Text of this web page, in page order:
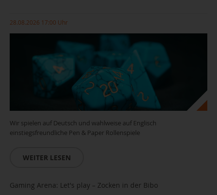
28.08.2026 17:00 Uhr
Wir spielen auf Deutsch und wahlweise auf Englisch
einstiegsfreundliche Pen & Paper Rollenspiele
WEITER LESEN
Gaming Arena: Let's play – Zocken in der Bibo